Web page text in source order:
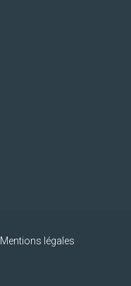
Mentions légales